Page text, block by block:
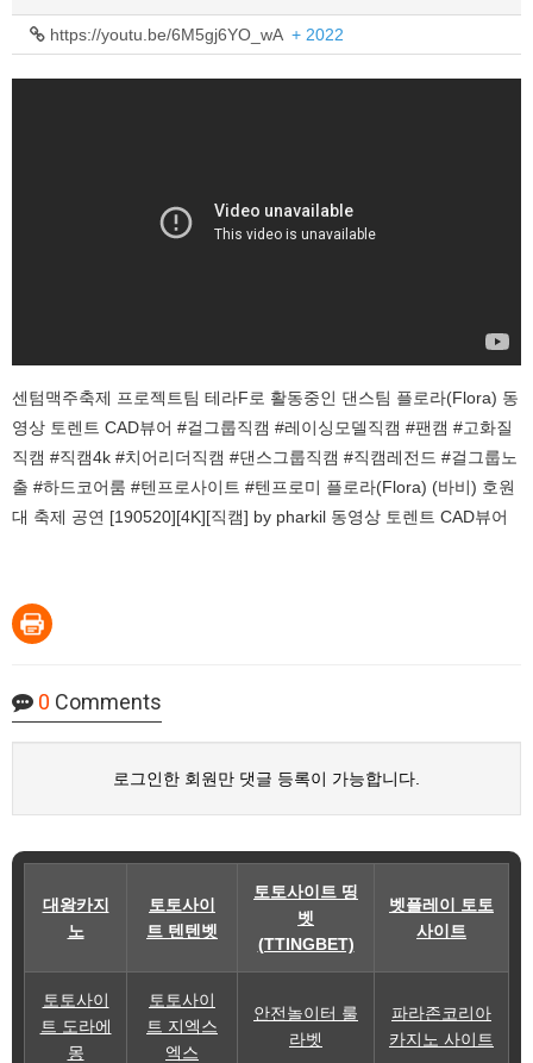
https://youtu.be/6M5gj6YO_wA + 2022
센텀맥주축제 프로젝트팀 테라F로 활동중인 댄스팀 플로라(Flora) 동
영상 토렌트 CAD뷰어 #걸그룹직캠 #레이싱모델직캠 #팬캠 #고화질
직캠 #직캠4k #치어리더직캠 #댄스그룹직캠 #직캠레전드 #걸그룹노
출 #하드코어룸 #텐프로사이트 #텐프로미 플로라(Flora) (바비) 호원
대 축제 공연 [190520][4K][직캠] by pharkil 동영상 토렌트 CAD뷰어
0 Comments
로그인한 회원만 댓글 등록이 가능합니다.
대왕카지
노
토토사이
트 텐텐벳
토토사이트 띵
벳
(TTINGBET)
벳플레이 토토
사이트
토토사이
트 도라에
몽
토토사이
트 지엑스
엑스
안전놀이터 룰
라벳
파라존코리아
카지노 사이트